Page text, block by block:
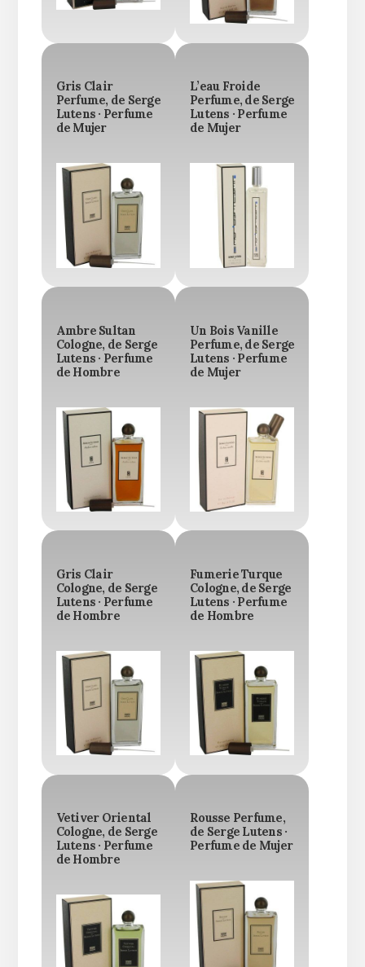
Gris Clair
Perfume, de Serge
Lutens · Perfume
de Mujer
L’eau Froide
Perfume, de Serge
Lutens · Perfume
de Mujer
Ambre Sultan
Cologne, de Serge
Lutens · Perfume
de Hombre
Un Bois Vanille
Perfume, de Serge
Lutens · Perfume
de Mujer
Gris Clair
Cologne, de Serge
Lutens · Perfume
de Hombre
Fumerie Turque
Cologne, de Serge
Lutens · Perfume
de Hombre
Vetiver Oriental
Cologne, de Serge
Lutens · Perfume
de Hombre
Rousse Perfume,
de Serge Lutens ·
Perfume de Mujer